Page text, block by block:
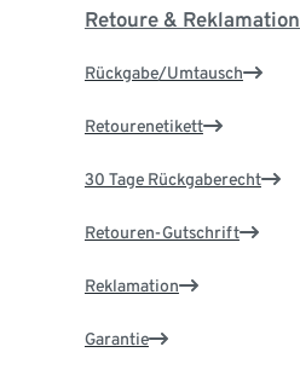
Retoure & Reklamation
Rückgabe/Umtausch
Retourenetikett
30 Tage Rückgaberecht
Retouren-Gutschrift
Reklamation
Garantie